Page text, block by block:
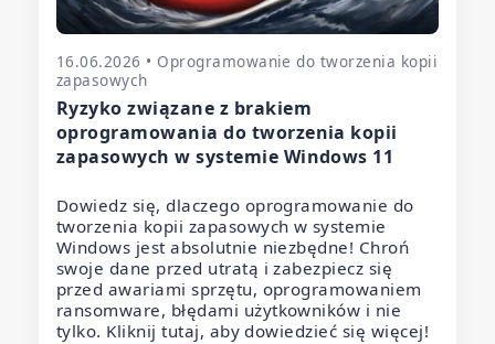
16.06.2026 • Oprogramowanie do tworzenia kopii
zapasowych
Ryzyko związane z brakiem
oprogramowania do tworzenia kopii
zapasowych w systemie Windows 11
Dowiedz się, dlaczego oprogramowanie do
tworzenia kopii zapasowych w systemie
Windows jest absolutnie niezbędne! Chroń
swoje dane przed utratą i zabezpiecz się
przed awariami sprzętu, oprogramowaniem
ransomware, błędami użytkowników i nie
tylko. Kliknij tutaj, aby dowiedzieć się więcej!